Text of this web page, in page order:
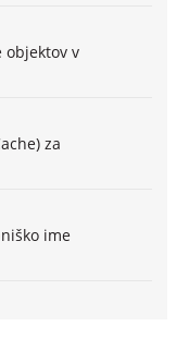
objektov v
za
ime